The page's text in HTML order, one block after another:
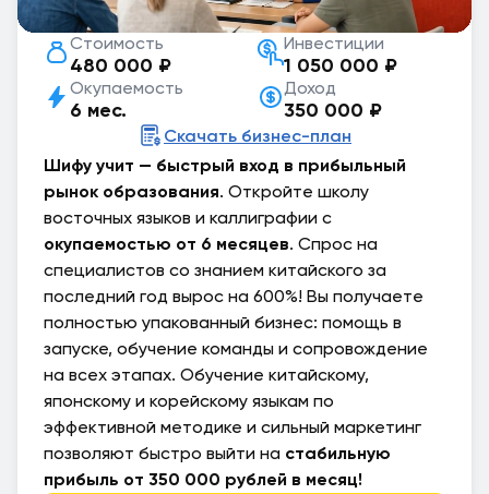
Стоимость
480 000 ₽
Инвестиции
1 050 000 ₽
Окупаемость
6 мес.
Доход
350 000 ₽
Шифу учит — быстрый вход в прибыльный
рынок образования. Откройте школу
восточных языков и каллиграфии с
окупаемостью от 6 месяцев. Спрос на
специалистов со знанием китайского за
последний год вырос на 600%! Вы получаете
полностью упакованный бизнес: помощь в
запуске, обучение команды и сопровождение
на всех этапах. Обучение китайскому,
японскому и корейскому языкам по
эффективной методике и сильный маркетинг
позволяют быстро выйти на стабильную
прибыль от 350 000 рублей в месяц!
Скачать бизнес-план